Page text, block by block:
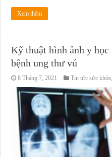
Xem thêm
Kỹ thuật hình ảnh y học
bệnh ung thư vú
8 Tháng 7, 2021 Tin tức sức khỏe